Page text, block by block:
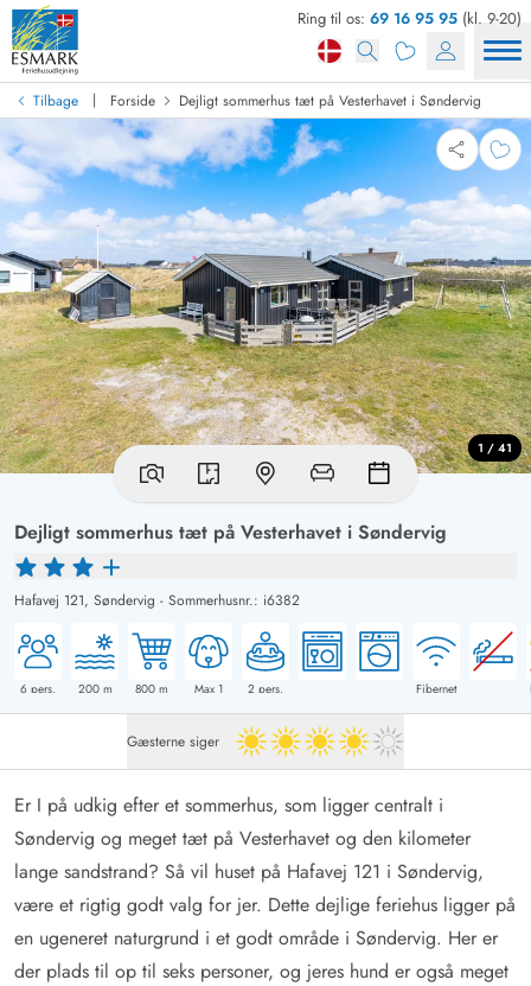
Ring til os: 69 16 95 95 (kl. 9-20)
Tilbage | Forside Dejligt sommerhus tæt på Vesterhavet i Søndervig
Dejligt sommerhus tæt på Vesterhavet i Søndervig
Hafavej 121, Søndervig - Sommerhusnr.: i6382
6 pers. 200m 800 m Max 1 2 pers. Fibernet
1 / 41
Gæsterne siger 4 ud af 5
Er I på udkig efter et sommerhus, som ligger centralt i
Søndervig og meget tæt på Vesterhavet og den kilometer
lange sandstrand? Så vil huset på Hafavej 121 i Søndervig,
være et rigtig godt valg for jer. Dette dejlige feriehus ligger på
en ugeneret naturgrund i et godt område i Søndervig. Her er
der plads til op til seks personer, og jeres hund er også meget